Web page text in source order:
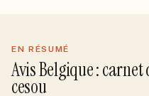
EN RÉSUMÉ
AvisBelgique: carnet
cesou